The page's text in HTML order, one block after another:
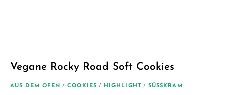
Vegane Rocky Road Soft Cookies
AUS DEM OFEN / COOKIES / HIGHLIGHT / SÜSSKRAM